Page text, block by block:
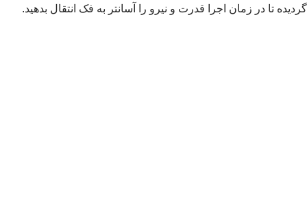
گردیده تا در زمان اجرا قدرت و نیرو را آسانتر به فک انتقال بدهید.